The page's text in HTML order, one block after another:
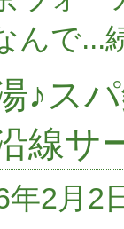
んで...
♪ス
線サ
年2月2